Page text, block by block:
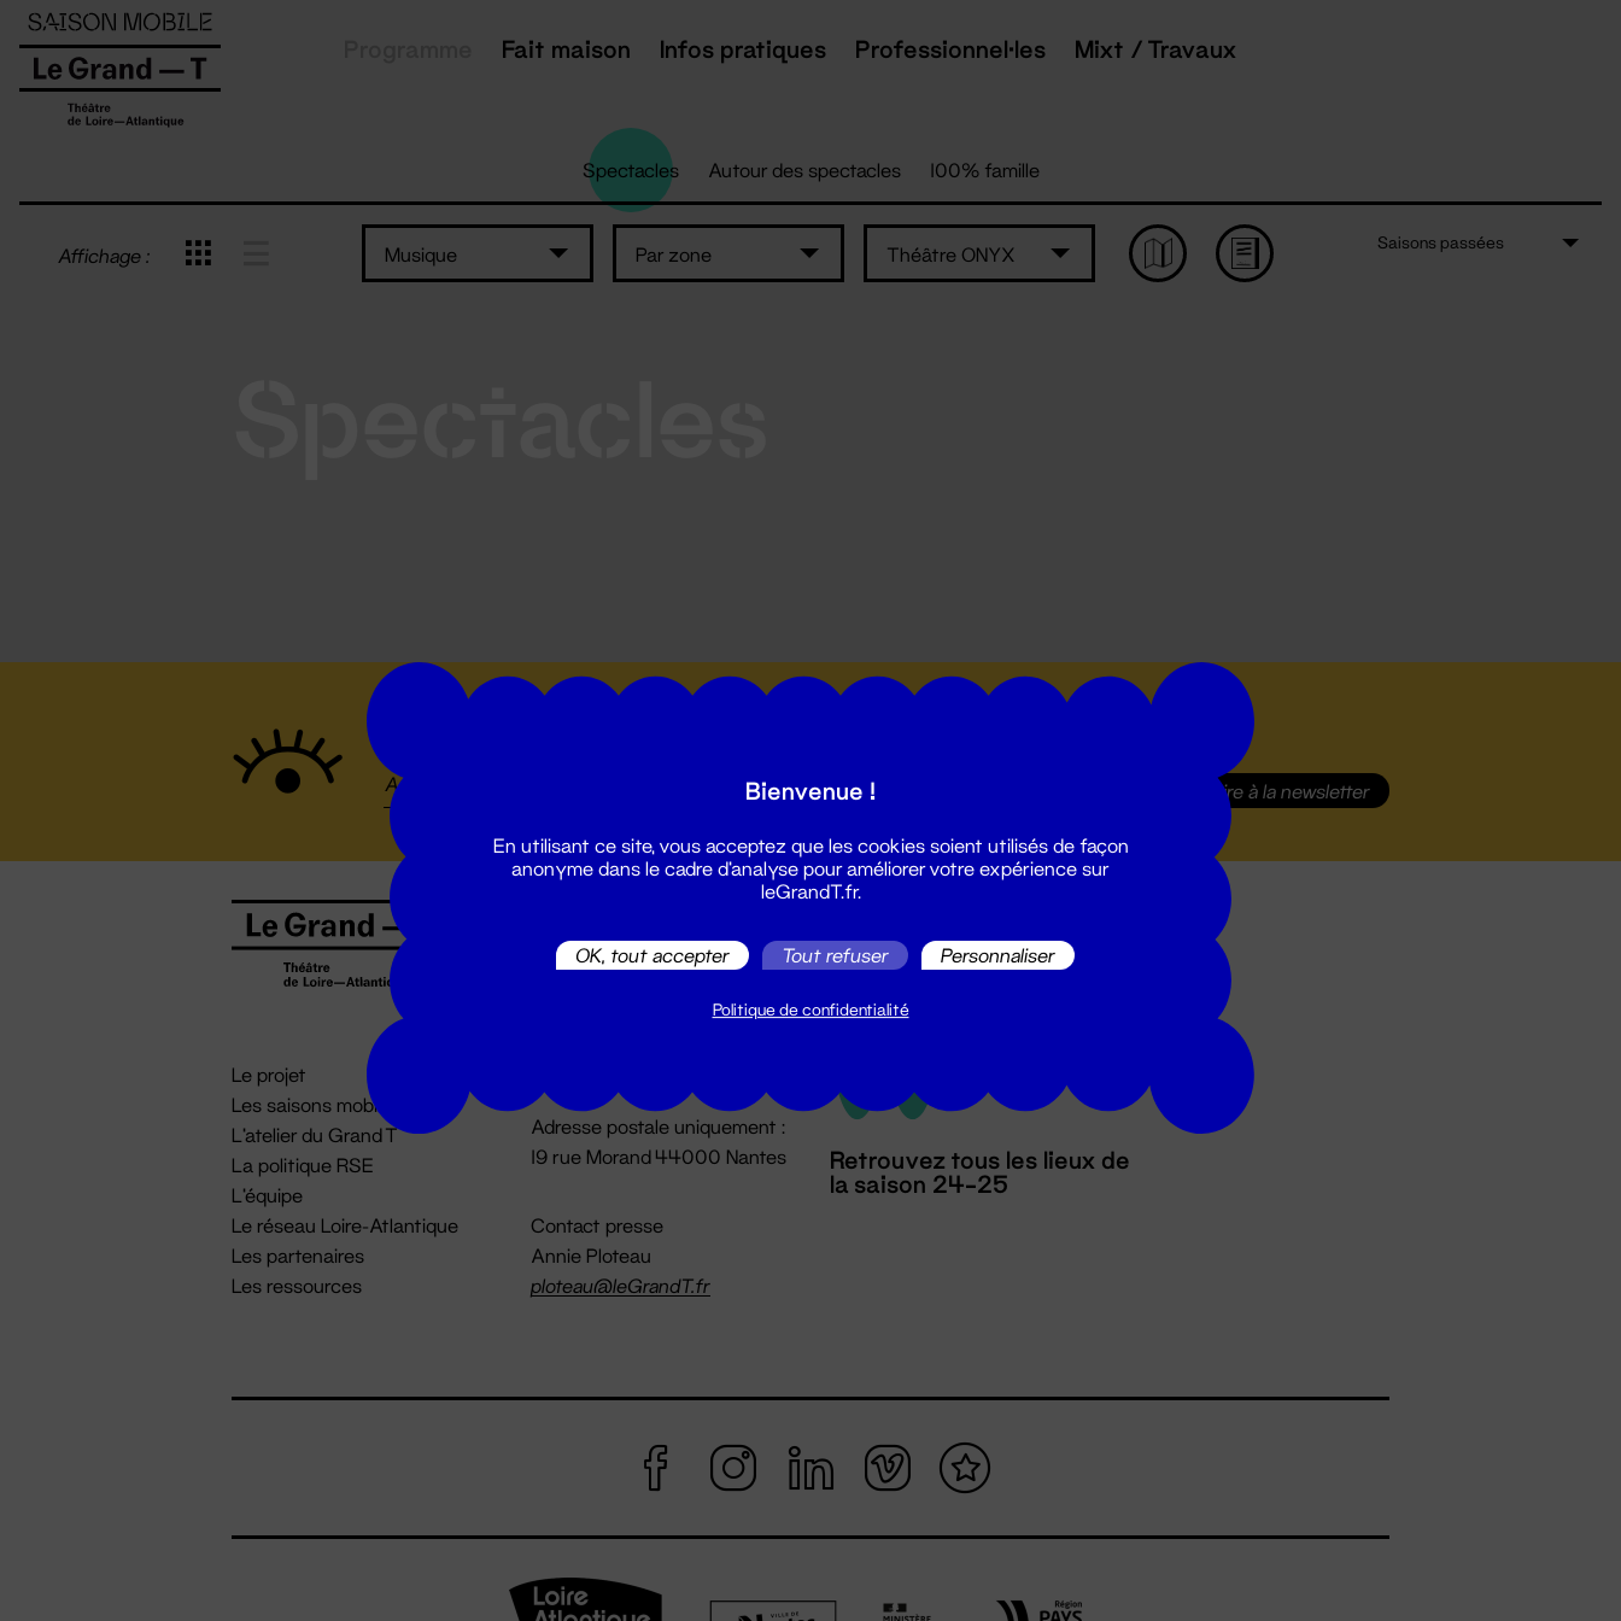
Fait maison Infos pratiques Professionnel·les Mixt / Travaux
Spectacles Autour des spectacles 100% famille
Affichage : Musique Par zone Théâtre ONYX
Saisons passées
S'inscrire à la newsletter
Le projet
Les saisons mobiles
L'atelier du Grand T
La politique RSE
L'équipe
Le réseau Loire-Atlantique
Les partenaires
Les ressources
02 51 88 25 25
billetterie@leGrandT.fr
Du lundi au vendredi 14h → 18h
Adresse postale uniquement :
19 rue Morand 44000 Nantes
Contact presse
Annie Ploteau
ploteau@leGrandT.fr
Retrouvez tous les lieux de
la saison 24-25
Panneau de gestion des cookies
Bienvenue !
En utilisant ce site, vous acceptez que les cookies soient utilisés de façon
anonyme dans le cadre d'analyse pour améliorer votre expérience sur
leGrandT.fr.
OK, tout accepter Tout refuser Personnaliser
Politique de confidentialité